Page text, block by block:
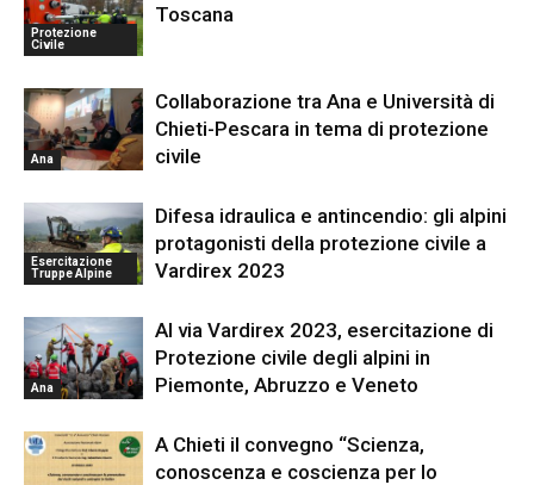
Protezione
Civile
Toscana
Ana
Collaborazione tra Ana e Università di
Chieti-Pescara in tema di protezione
civile
Esercitazione
Truppe Alpine
Difesa idraulica e antincendio: gli alpini
protagonisti della protezione civile a
Vardirex 2023
Ana
Al via Vardirex 2023, esercitazione di
Protezione civile degli alpini in
Piemonte, Abruzzo e Veneto
A Chieti il convegno “Scienza,
conoscenza e coscienza per lo